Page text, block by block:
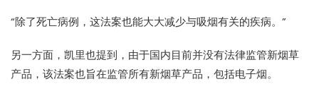
“除了死亡病例，这法案也能大大减少与吸烟有关的疾病。”
另一方面，凯里也提到，由于国内目前并没有法律监管新烟草
产品，该法案也旨在监管所有新烟草产品，包括电子烟。